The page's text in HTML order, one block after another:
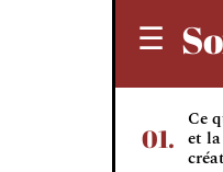
Ce
et